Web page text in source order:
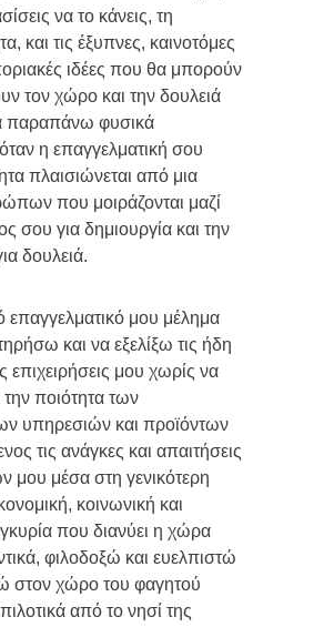
να το κάνεις, τη
και τις έξυπνες, καινοτόμες
ιδέες που θα μπορούν
τον χώρο και την δουλειά
παραπάνω φυσικά
η επαγγελματική σου
πλαισιώνεται από μια
που μοιράζονται μαζί
σου για δημιουργία και την
δουλειά.
επαγγελματικό μου μέλημα
και να εξελίξω τις ήδη
επιχειρήσεις μου χωρίς να
ποιότητα των
υπηρεσιών και προϊόντων
τις ανάγκες και απαιτήσεις
μου μέσα στη γενικότερη
κοινωνική και
που διανύει η χώρα
φιλοδοξώ και ευελπιστώ
στον χώρο του φαγητού
από το νησί της